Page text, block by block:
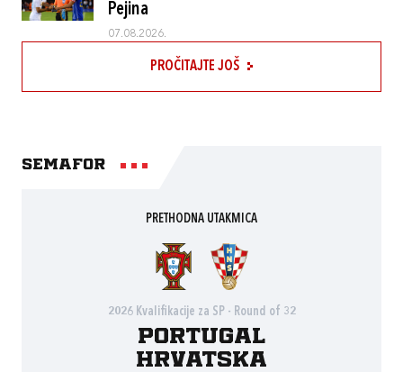
Pejina
07.08.2026.
PROČITAJTE JOŠ
Semafor
PRETHODNA UTAKMICA
2026 Kvalifikacije za SP - Round of 32
Portugal
Hrvatska